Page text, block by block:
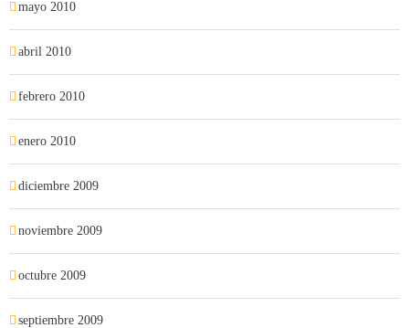
mayo 2010
abril 2010
febrero 2010
enero 2010
diciembre 2009
noviembre 2009
octubre 2009
septiembre 2009